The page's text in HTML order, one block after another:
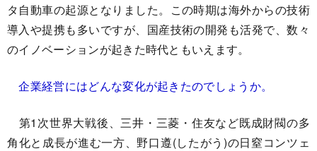
タ自動車の起源となりました。この時期は海外からの技術
導入や提携も多いですが、国産技術の開発も活発で、数々
のイノベーションが起きた時代ともいえます。
企業経営にはどんな変化が起きたのでしょうか。
第1次世界大戦後、三井・三菱・住友など既成財閥の多
角化と成長が進む一方、野口遵(したがう)の日窒コンツェ